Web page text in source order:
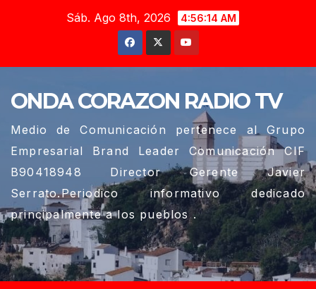
Sáb. Ago 8th, 2026 4:56:15 AM
ONDA CORAZON RADIO TV
Medio de Comunicación pertenece al Grupo
Empresarial Brand Leader Comunicación CIF
B90418948 Director Gerente Javier
Serrato.Periodico informativo dedicado
principalmente a los pueblos .